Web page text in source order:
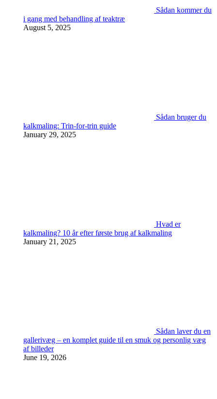
Sådan kommer du
i gang med behandling af teaktræ
August 5, 2025
Sådan bruger du
kalkmaling: Trin-for-trin guide
January 29, 2025
Hvad er
kalkmaling? 10 år efter første brug af kalkmaling
January 21, 2025
Sådan laver du en
gallerivæg – en komplet guide til en smuk og personlig væg
af billeder
June 19, 2026